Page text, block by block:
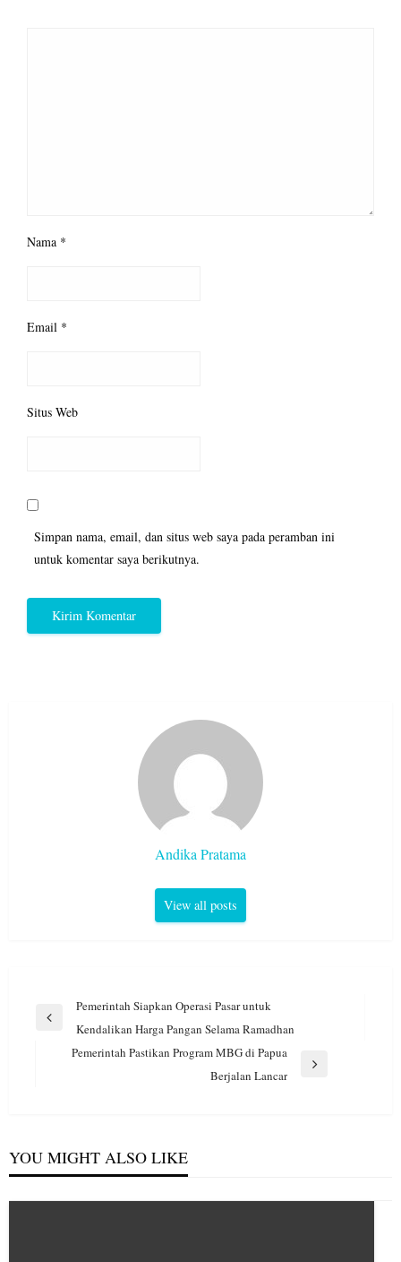
Nama *
Email *
Situs Web
Simpan nama, email, dan situs web saya pada peramban ini
untuk komentar saya berikutnya.
Andika Pratama
View all posts
Navigasi
Previous
Pemerintah Siapkan Operasi Pasar untuk
Kendalikan Harga Pangan Selama Ramadhan
Pemerintah Pastikan Program MBG di Papua
Berjalan Lancar
YOU MIGHT ALSO LIKE